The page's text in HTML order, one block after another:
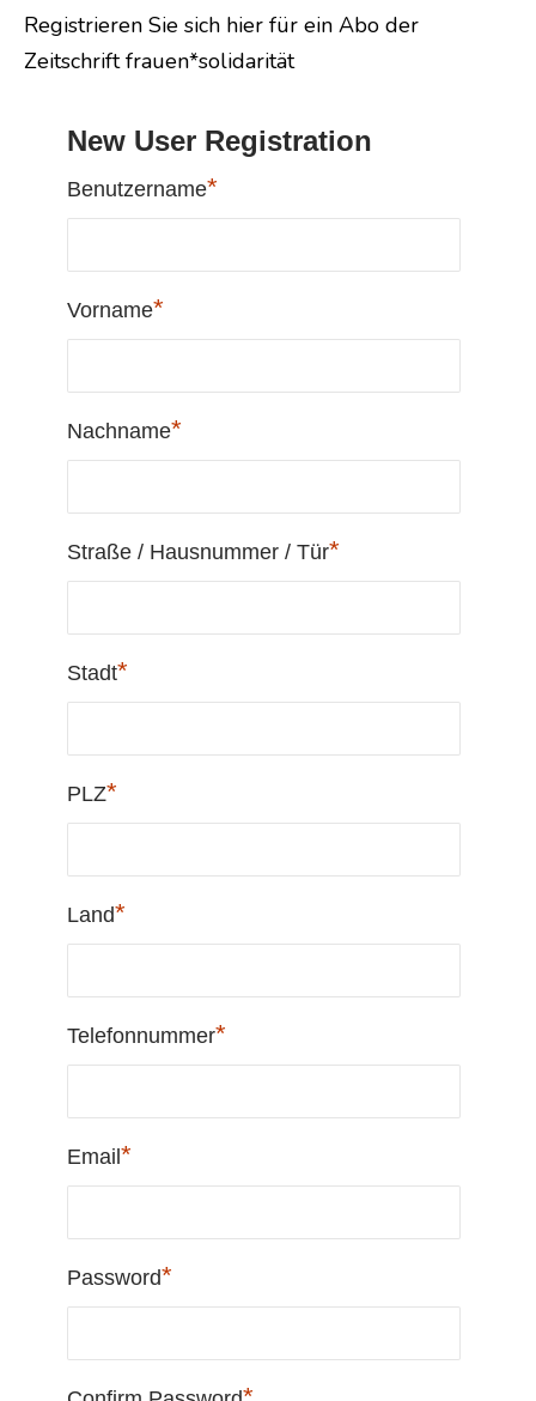
Registrieren Sie sich hier für ein Abo der
Zeitschrift frauen*solidarität
New User Registration
Benutzername*
Vorname*
Nachname*
Straße / Hausnummer / Tür*
Stadt*
PLZ*
Land*
Telefonnummer*
Email *
Password*